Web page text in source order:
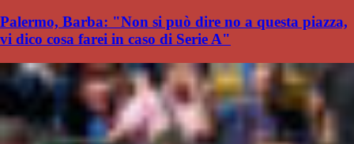
Palermo, Barba: "Non si può dire no a questa piazza,
vi dico cosa farei in caso di Serie A"